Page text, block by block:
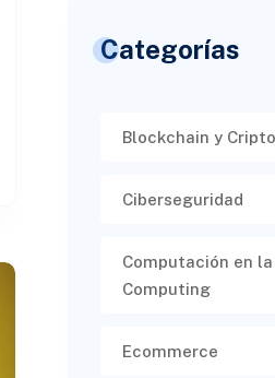
Categorías
Blockchain y
Ciberseguridad​
Computación en la
Computing
Ecommerce